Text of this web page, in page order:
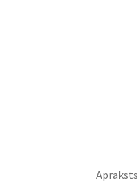
Apraksts